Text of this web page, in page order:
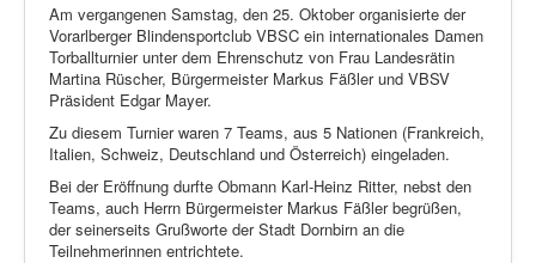
Am vergangenen Samstag, den 25. Oktober organisierte der
Vorarlberger Blindensportclub VBSC ein internationales Damen
Torballturnier unter dem Ehrenschutz von Frau Landesrätin
Martina Rüscher, Bürgermeister Markus Fäßler und VBSV
Präsident Edgar Mayer.
Zu diesem Turnier waren 7 Teams, aus 5 Nationen (Frankreich,
Italien, Schweiz, Deutschland und Österreich) eingeladen.
Bei der Eröffnung durfte Obmann Karl-Heinz Ritter, nebst den
Teams, auch Herrn Bürgermeister Markus Fäßler begrüßen,
der seinerseits Grußworte der Stadt Dornbirn an die
Teilnehmerinnen entrichtete.